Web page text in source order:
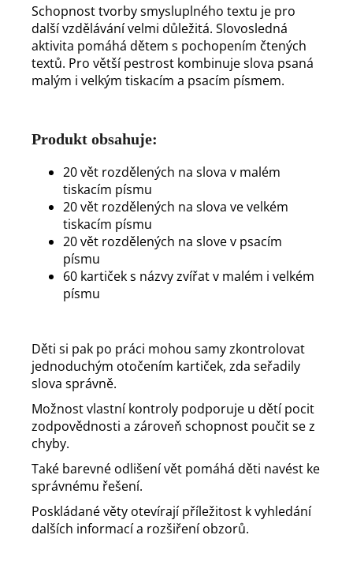
Schopnost tvorby smysluplného textu je pro
další vzdělávání velmi důležitá. Slovosledná
aktivita pomáhá dětem s pochopením čtených
textů. Pro větší pestrost kombinuje slova psaná
malým i velkým tiskacím a psacím písmem.
Produkt obsahuje:
20 vět rozdělených na slova v malém
tiskacím písmu
20 vět rozdělených na slova ve velkém
tiskacím písmu
20 vět rozdělených na slove v psacím
písmu
60 kartiček s názvy zvířat v malém i velkém
písmu
Děti si pak po práci mohou samy zkontrolovat
jednoduchým otočením kartiček, zda seřadily
slova správně.
Možnost vlastní kontroly podporuje u dětí pocit
zodpovědnosti a zároveň schopnost poučit se z
chyby.
Také barevné odlišení vět pomáhá děti navést ke
správnému řešení.
Poskládané věty otevírají příležitost k vyhledání
dalších informací a rozšiření obzorů.